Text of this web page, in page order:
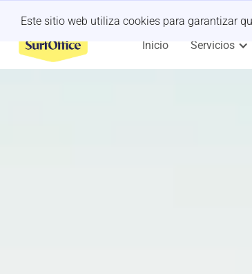
Este sitio web utiliza cookies para garantizar
Inicio Servicios